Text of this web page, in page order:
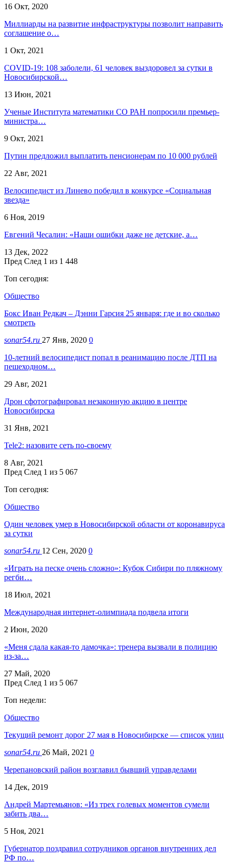
16 Окт, 2020
Миллиарды на развитие инфраструктуры позволит направить
соглашение о…
1 Окт, 2021
COVID-19: 108 заболели, 61 человек выздоровел за сутки в
Новосибирской…
13 Июн, 2021
Ученые Института математики СО РАН попросили премьер-
министра…
9 Окт, 2021
Путин предложил выплатить пенсионерам по 10 000 рублей
22 Авг, 2021
Велосипедист из Линево победил в конкурсе «Социальная
звезда»
6 Ноя, 2019
Евгений Чесалин: «Наши ошибки даже не детские, а…
13 Дек, 2022
Пред След 1 из 1 448
Топ сегодня:
Общество
Бокс Иван Редкач – Дэнни Гарсия 25 января: где и во сколько
смотреть
sonar54.ru 27 Янв, 2020 0
10-летний велосипедист попал в реанимацию после ДТП на
пешеходном…
29 Авг, 2021
Дрон сфотографировал незаконную акцию в центре
Новосибирска
31 Янв, 2021
Tele2: назовите сеть по-своему
8 Авг, 2021
Пред След 1 из 5 067
Топ сегодня:
Общество
Один человек умер в Новосибирской области от коронавируса
за сутки
sonar54.ru 12 Сен, 2020 0
«Играть на песке очень сложно»: Кубок Сибири по пляжному
регби…
18 Июл, 2021
Международная интернет-олимпиада подвела итоги
2 Июн, 2020
«Меня сдала какая-то дамочка»: тренера вызвали в полицию
из-за…
27 Май, 2020
Пред След 1 из 5 067
Топ недели:
Общество
Текущий ремонт дорог 27 мая в Новосибирске — список улиц
sonar54.ru 26 Май, 2021 0
Черепановский район возглавил бывший управделами
14 Дек, 2019
Андрей Мартемьянов: «Из трех голевых моментов сумели
забить два…
5 Ноя, 2021
Губернатор поздравил сотрудников органов внутренних дел
РФ по…